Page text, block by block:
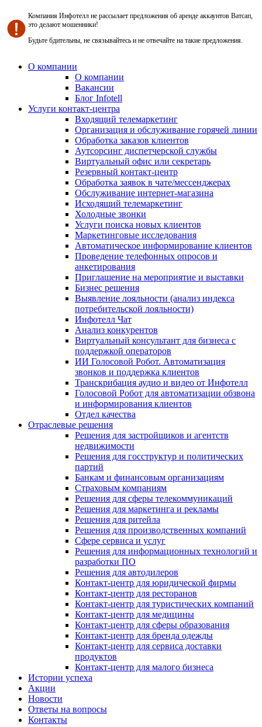
Компания Инфотелл не рассылает предложения об аренде аккаунтов Ватсап,
это делают мошенники!
Будьте бдительны, не связывайтесь и не отвечайте на такие предложения.
О компании
О компании
Вакансии
Блог Infotell
Услуги контакт-центра
Входящий телемаркетинг
Организация и обслуживание горячей линии
Обработка заказов клиентов
Аутсорсинг диспетчерской службы
Виртуальный офис или секретарь
Резервный контакт-центр
Обработка заявок в чате/мессенджерах
Обслуживание интернет-магазина
Исходящий телемаркетинг
Холодные звонки
Услуги поиска новых клиентов
Маркетинговые исследования
Автоматическое информирование клиентов
Проведение телефонных опросов и
анкетирования
Приглашение на мероприятие и выставки
Бизнес решения
Выявление лояльности (анализ индекса
потребительской лояльности)
Инфотелл Чат
Анализ конкурентов
Виртуальный консультант для бизнеса с
поддержкой операторов
ИИ Голосовой Робот. Автоматизация
звонков и поддержка клиентов
Транскрибация аудио и видео от Инфотелл
Голосовой Робот для автоматизации обзвона
и информирования клиентов
Отдел качества
Отраслевые решения
Решения для застройщиков и агентств
недвижимости
Решения для госструктур и политических
партий
Банкам и финансовым организациям
Страховым компаниям
Решения для сферы телекоммуникаций
Решения для маркетинга и рекламы
Решения для ритейла
Решения для производственных компаний
Сфере сервиса и услуг
Решения для информационных технологий и
разработки ПО
Решения для автодилеров
Контакт-центр для юридической фирмы
Контакт-центр для ресторанов
Контакт-центр для туристических компаний
Контакт-центр для медицины
Контакт-центр для сферы образования
Контакт-центр для бренда одежды
Контакт-центр для сервиса доставки
продуктов
Контакт-центр для малого бизнеса
Истории успеха
Акции
Новости
Ответы на вопросы
Контакты